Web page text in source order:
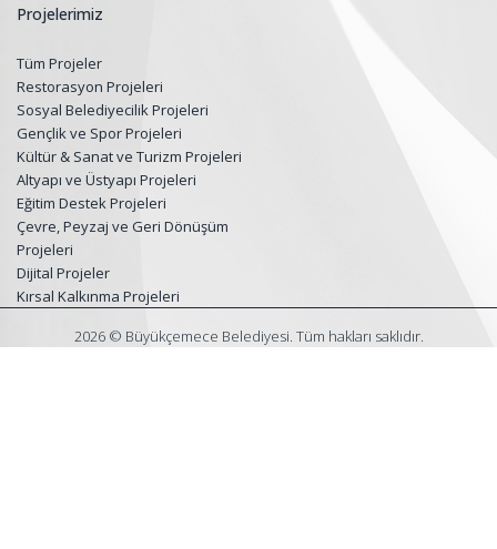
Projelerimiz
Tüm Projeler
Restorasyon Projeleri
Sosyal Belediyecilik Projeleri
Gençlik ve Spor Projeleri
Kültür & Sanat ve Turizm Projeleri
Altyapı ve Üstyapı Projeleri
Eğitim Destek Projeleri
Çevre, Peyzaj ve Geri Dönüşüm
Projeleri
Dijital Projeler
Kırsal Kalkınma Projeleri
2026 © Büyükçemece Belediyesi. Tüm hakları saklıdır.